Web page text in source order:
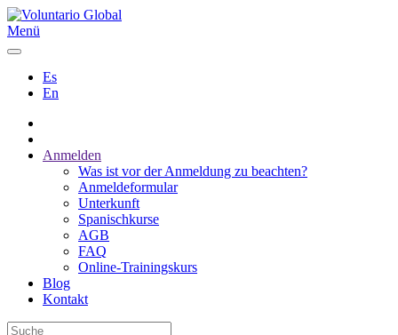
Menü
Es
En
Anmelden
Was ist vor der Anmeldung zu beachten?
Anmeldeformular
Unterkunft
Spanischkurse
AGB
FAQ
Online-Trainingskurs
Blog
Kontakt